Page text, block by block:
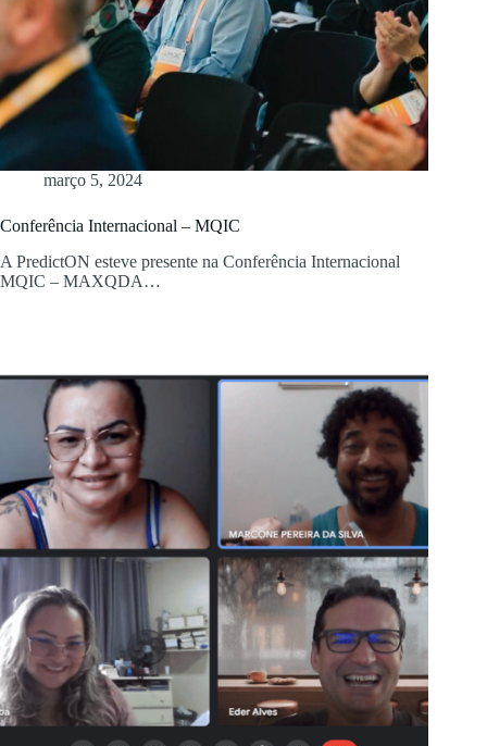
março 5, 2024
Conferência Internacional – MQIC
A PredictON esteve presente na Conferência Internacional
MQIC – MAXQDA…